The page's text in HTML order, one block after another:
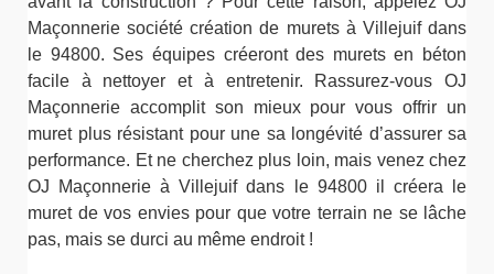
Maçonnerie société création de murets à Villejuif dans
le 94800. Ses équipes créeront des murets en béton
facile à nettoyer et à entretenir. Rassurez-vous OJ
Maçonnerie accomplit son mieux pour vous offrir un
muret plus résistant pour une sa longévité d’assurer sa
performance. Et ne cherchez plus loin, mais venez chez
OJ Maçonnerie à Villejuif dans le 94800 il créera le
muret de vos envies pour que votre terrain ne se lâche
pas, mais se durci au même endroit !